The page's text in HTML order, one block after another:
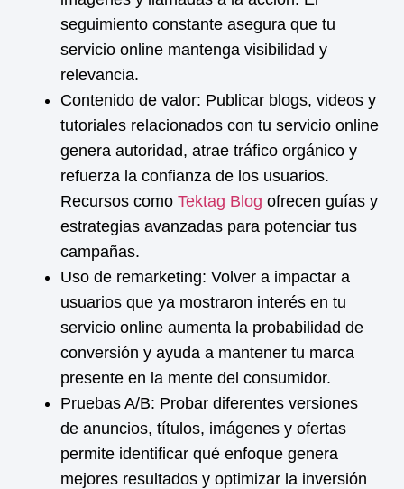
seguimiento constante asegura que tu
servicio onlinemantenga visibilidad y
relevancia.
Contenido de valor: Publicar blogs, videos y
tutoriales relacionados con tu servicio online
genera autoridad, atrae tráfico orgánico y
refuerza la confianza de los usuarios.
Recursos como Tektag Blog ofrecen guías y
estrategias avanzadas para potenciar tus
campañas.
Uso de remarketing: Volver a impactar a
usuarios que ya mostraron interés en tu
servicio onlineaumenta la probabilidad de
conversión y ayuda a mantener tu marca
presente en la mente del consumidor.
Pruebas A/B: Probar diferentes versiones
de anuncios, títulos, imágenes y ofertas
permite identificar qué enfoque genera
mejores resultados y optimizar la inversión